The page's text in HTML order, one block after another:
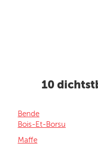
10
Bende
Bois-Et-Borsu
Maffe